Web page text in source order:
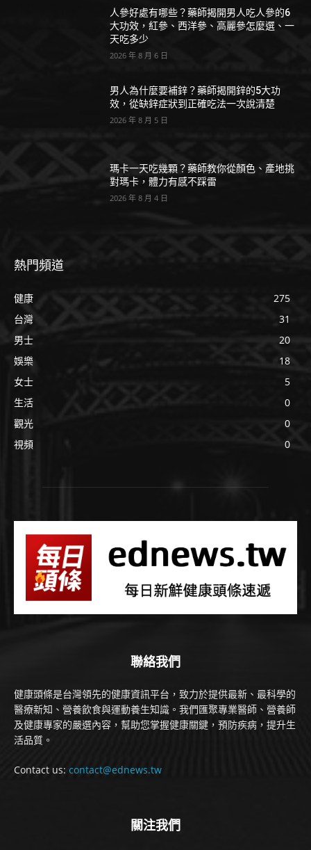
人參好處有哪些？藥師揭開男人吃人參的6
大功效，紅參、西洋參、高麗參怎麼選、一
天吃多少
2026 年 8 月 6 日
男人為什麼要補鋅？藥師揭開鋅的5大功
效，從缺鋅症狀到正確吃法一次說清楚
2026 年 8 月 5 日
瑪卡一天吃幾顆？藥師教你從顏色、產地挑
對瑪卡，體力有感不踩雷
2026 年 8 月 4 日
熱門頻道
健康
275
台灣
31
男士
20
娛樂
18
女士
5
生活
0
觀光
0
視頻
0
聯絡我們
健康頭條是台灣領先的健康資訊平台，致力於提供最新、最科學的
醫療新知、營養飲食與運動養生知識。我們匯聚專業醫師、營養師
及健康專家的嚴選內容，幫助您掌握健康關鍵，預防疾病，提升生
活品質。
Contact us: contact@ednews.tw
關注我們